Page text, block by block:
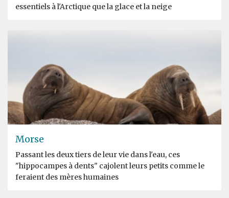
essentiels à l'Arctique que la glace et la neige
Morse
Passant les deux tiers de leur vie dans l'eau, ces
"hippocampes à dents" cajolent leurs petits comme le
feraient des mères humaines